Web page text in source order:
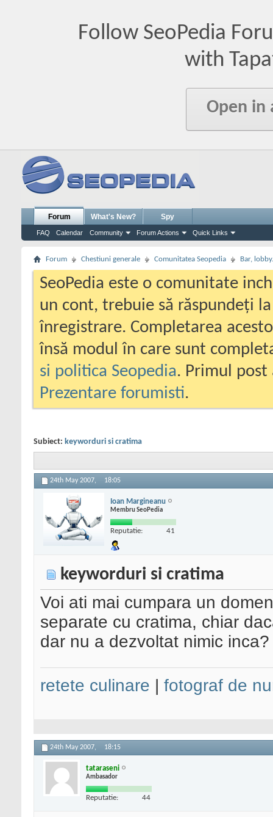
Follow SeoPedia
with
Open in
Forum
FAQ Calendar Community Forum Actions Quick Links
What's New? Spy
Forum Chestiuni generale Comunitatea Seopedia Bar,
SeoPedia este o comunitate
un cont, trebuie să răspundeți
înregistrare. Completarea
însă modul în care sunt
si politica Seopedia. Primul
Prezentare forumisti.
Subiect: keyworduri si cratima
24th May 2007, 18:05
Ioan Margineanu
Membru SeoPedia
Reputatie: 41
keyworduri si cratima
Voi ati mai cumpara un
separate cu cratima, chiar
dar nu a dezvoltat nimic inca?
retete culinare fotograf de
24th May 2007, 18:15
tataraseni
Ambasador
Reputatie: 44